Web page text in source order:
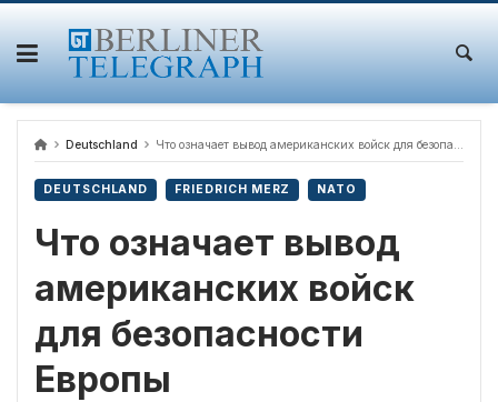
Skip
content
Deutschland Что означает вывод американских войск для безопасности Европы
DEUTSCHLAND FRIEDRICH MERZ NATO
Что означает вывод
американских войск
для безопасности
Европы